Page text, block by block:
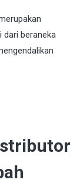
dari beraneka